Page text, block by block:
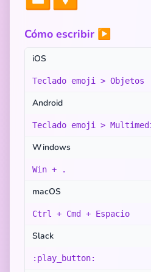
Cómo escribir ▶️
iOS
Teclado emoji > Objetos
Android
Teclado emoji >
Windows
Win + .
macOS
Ctrl + Cmd + Espacio
Slack
:play_button: